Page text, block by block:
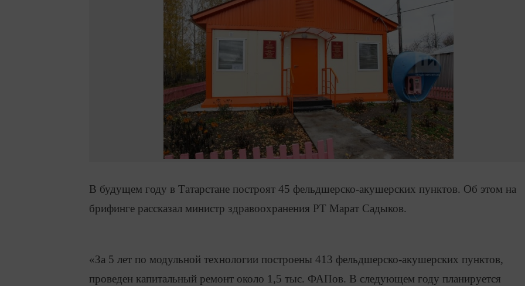
В будущем году в Татарстане построят 45 фельдшерско-акушерских пунктов. Об этом на
брифинге рассказал министр здравоохранения РТ Марат Садыков.
«За 5 лет по модульной технологии построены 413 фельдшерско-акушерских пунктов,
проведен капитальный ремонт около 1,5 тыс. ФАПов. В следующем году планируется